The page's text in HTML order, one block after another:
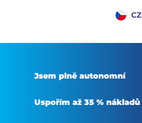
CZ
Jsem plně autonomní
Uspořím až 35 % nákladů